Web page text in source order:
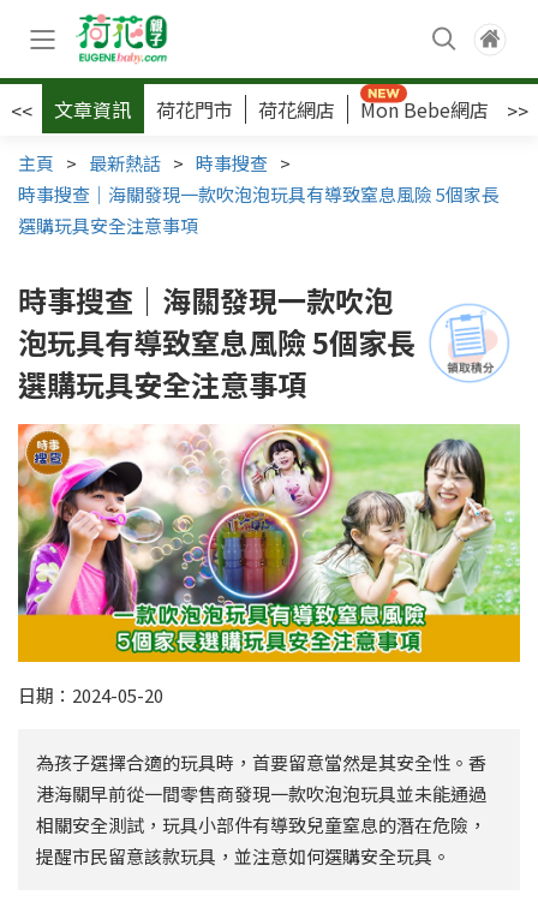
<< 文章資訊 荷花門市 荷花網店 Mon Bebe網店 >>
主頁 > 最新熱話 > 時事搜查 >
時事搜查｜海關發現一款吹泡泡玩具有導致窒息風險 5個家長
選購玩具安全注意事項
時事搜查｜海關發現一款吹泡
泡玩具有導致窒息風險 5個家長
選購玩具安全注意事項
日期：2024-05-20
為孩子選擇合適的玩具時，首要留意當然是其安全性。香
港海關早前從一間零售商發現一款吹泡泡玩具並未能通過
相關安全測試，玩具小部件有導致兒童窒息的潛在危險，
提醒市民留意該款玩具，並注意如何選購安全玩具。